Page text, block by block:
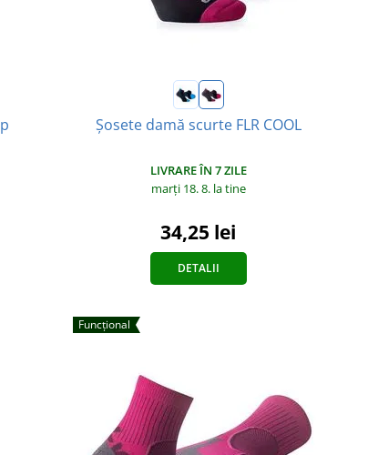
Șosete damă scurte FLR COOL
LIVRARE ÎN 7 ZILE
marți 18. 8. la tine
34,25 lei
DETALII
Funcțional